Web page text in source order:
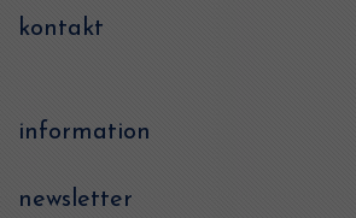
kontakt
information
newsletter